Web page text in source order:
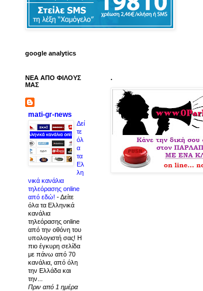
google analytics
ΝΕΑ ΑΠΟ ΦΙΛΟΥΣ
ΜΑΣ
mati-gr-news
Δεί
τε
όλ
α
τα
Ελ
λη
νικά κανάλια
τηλεόρασης online
από εδώ! -Δείτε
όλα τα Ελληνικά
κανάλια
τηλεόρασης online
από την οθόνη του
υπολογιστή σας! Η
πιο έγκυρη σελίδα
με πάνω από 70
κανάλια, από όλη
την Ελλάδα και
την...
Πριν από 1 ημέρα
.